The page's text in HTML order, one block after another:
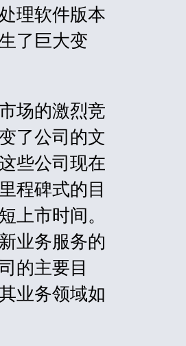
理软件版本
了巨大变
场的激烈竞
了公司的文
些公司现在
程碑式的目
市时间。
业务服务的
的主要目
业务领域如